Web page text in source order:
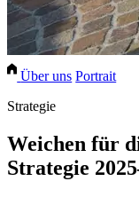
Über uns Portrait
Strategie
Weichen für
Strategie